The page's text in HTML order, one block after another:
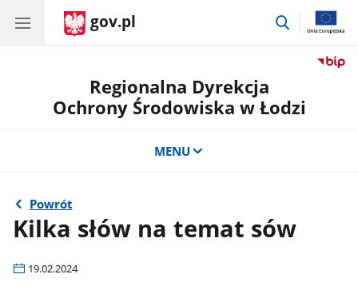
gov.pl
przejdź
Regionalna Dyrekcja
Ochrony Środowiska w Łodzi
MENU
Powrót
Kilka słów na temat sów
19.02.2024